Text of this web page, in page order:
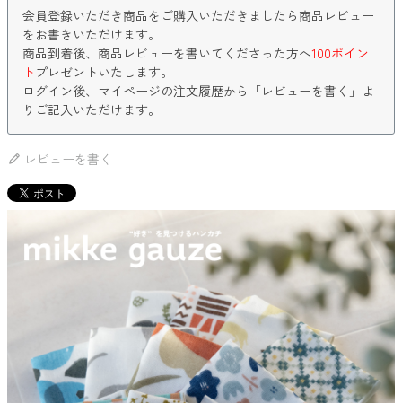
会員登録いただき商品をご購入いただきましたら商品レビュー
をお書きいただけます。
商品到着後、商品レビューを書いてくださった方へ100ポイン
ト プレゼントいたします。
ログイン後、マイページの注文履歴から「レビューを書く」よ
りご記入いただけます。
レビューを書く